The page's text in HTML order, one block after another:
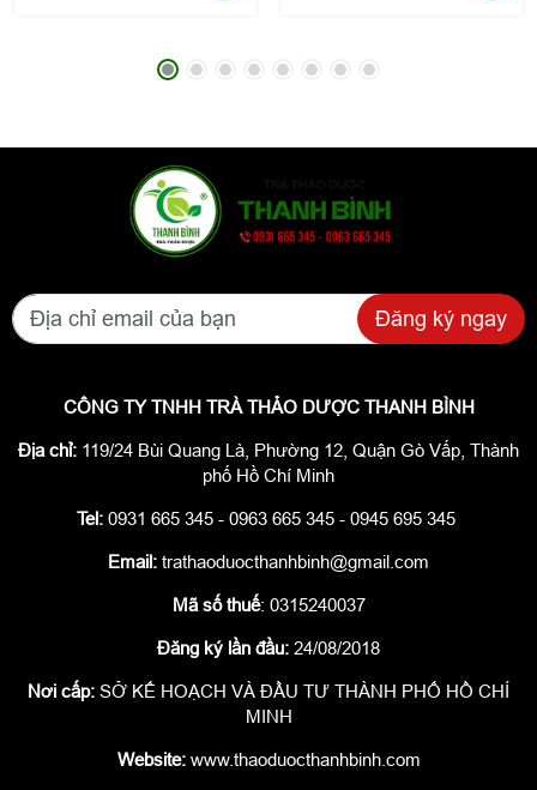
Đăng ký ngay
CÔNG TY TNHH TRÀ THẢO DƯỢC THANH BÌNH
Địa chỉ: 119/24 Bùi Quang Là, Phường 12, Quận Gò Vấp, Thành
phố Hồ Chí Minh
Tel: 0931 665 345 - 0963 665 345 - 0945 695 345
Email: trathaoduocthanhbinh@gmail.com
Mã số thuế: 0315240037
Đăng ký lần đầu: 24/08/2018
Nơi cấp: SỞ KẾ HOẠCH VÀ ĐẦU TƯ THÀNH PHỐ HỒ CHÍ
MINH
Website:www.thaoduocthanhbinh.com